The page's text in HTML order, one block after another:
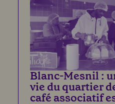
Blanc-Mesnil :
vie du quartier
café associatif